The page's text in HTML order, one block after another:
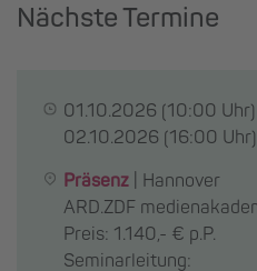
Nächste Termine
01.10.2026 (10:00
02.10.2026 (16:00 Uhr)
Präsenz
Hannover
ARD.ZDF
Preis: 1.140,- € p.P.
Seminarleitung: